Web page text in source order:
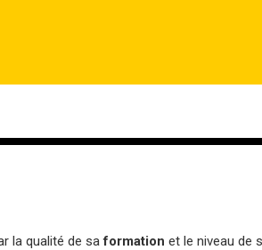
la qualité de saformation et le niveau de